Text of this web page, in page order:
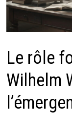
Le rôle
Wilhelm